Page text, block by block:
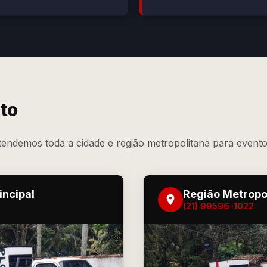
toda a cidade e região metropolitana para
Região
(21) 99596-1022